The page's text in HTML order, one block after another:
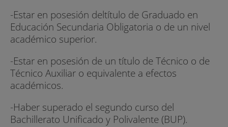
-Estar en posesión deltítulo de Graduado en
Educación Secundaria Obligatoria o de un nivel
académico superior.
-Estar en posesión de un título de Técnico o de
Técnico Auxiliar o equivalente a efectos
académicos.
-Haber superado el segundo curso del
Bachillerato Unificado y Polivalente (BUP).